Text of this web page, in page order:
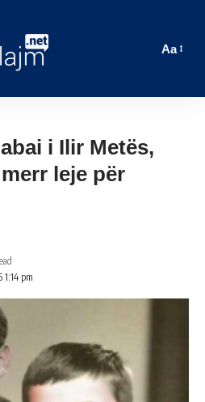
Aa
i Ilir Metës,
leje për
1:14 pm